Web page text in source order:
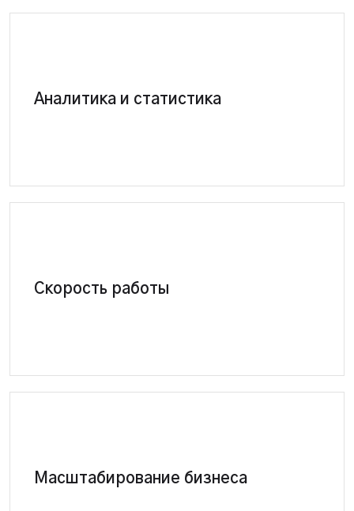
Аналитика и статистика
Получите инсайты о поведении клиентов, аппрув,
средний чек, чистой прибыли и т.д.
Скорость работы
Быстрая работа с любым объемом заказов,
для одного пользователя или команды
Масштабирование бизнеса
Новые источники, страны, распределение
заказов пользователям